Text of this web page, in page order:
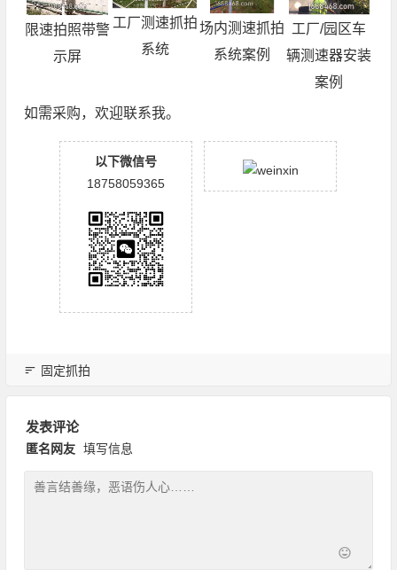
限速拍照带警
示屏
工厂测速抓拍
系统
场内测速抓拍
系统案例
工厂/园区车
辆测速器安装
案例
如需采购，欢迎联系我。
以下微信号
18758059365
固定抓拍
发表评论
匿名网友 填写信息